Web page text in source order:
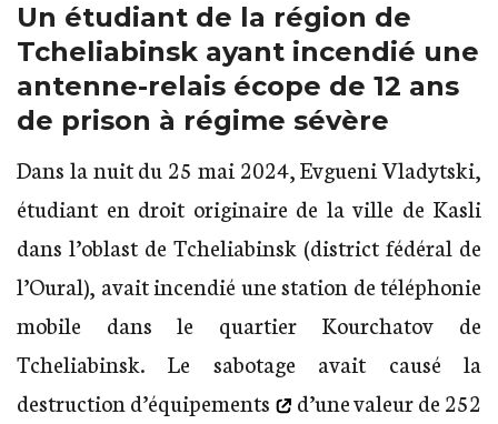
Un étudiant de la région de
Tcheliabinsk ayant incendié une
antenne-relais écope de 12 ans
de prison à régime sévère
Dans la nuit du 25 mai 2024, Evgueni Vladytski,
étudiant en droit originaire de la ville de Kasli
dans l’oblast de Tcheliabinsk (district fédéral de
l’Oural), avait incendié une station de téléphonie
mobile dans le quartier Kourchatov de
Tcheliabinsk. Le sabotage avait causé la
destruction d’équipements
d’une valeur de 252